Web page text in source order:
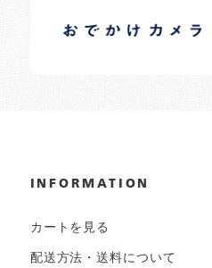
日常の様子など随時更新中です。
INFORMATION
カートを見る
配送方法・送料について